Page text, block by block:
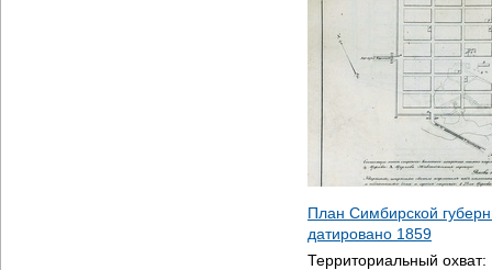
План Симбирской
датировано 1859
Территориальный охват: